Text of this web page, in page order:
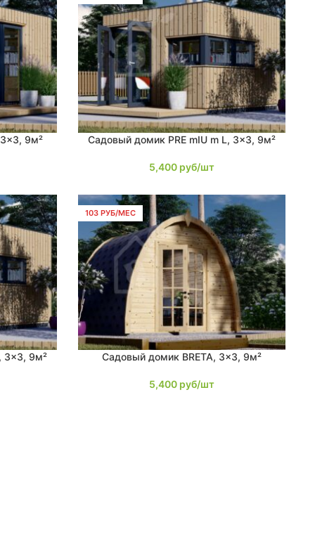
9м² В КОРЗИНУ
Садовый домик PRE mIU m L, 3×3, 9м²
5,400 руб/шт
3×3, 9м²
103 РУБ/МЕС
В КОРЗИНУ
Садовый домик BRETA, 3×3, 9м²
5,400 руб/шт